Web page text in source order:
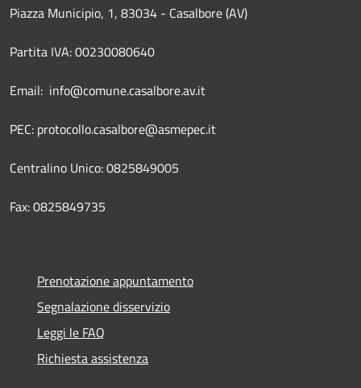
Piazza Municipio, 1, 83034 - Casalbore (AV)
Partita IVA: 00230080640
Email: info@comune.casalbore.av.it
PEC: protocollo.casalbore@asmepec.it
Centralino Unico: 0825849005
Fax: 0825849735
Prenotazione appuntamento
Segnalazione disservizio
Leggi le FAQ
Richiesta assistenza